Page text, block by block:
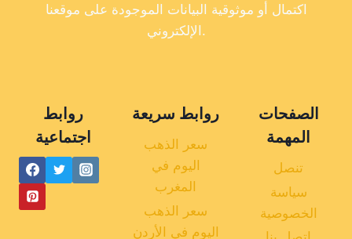
اكتمال أو موثوقية البيانات الموجودة على موقعنا
الإلكتروني.
روابط
اجتماعية
روابط سريعة
سعر الذهب
اليوم في
المغرب
سعر الذهب
اليوم في الأردن
الصفحات
المهمة
تنصل
سياسة
الخصوصية